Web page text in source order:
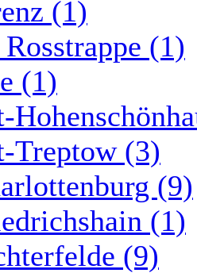
(1)
(1)
(1)
(3)
(9)
(1)
(9)